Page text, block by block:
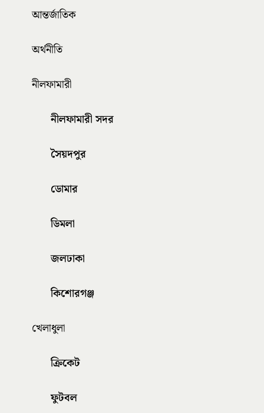
আন্তর্জাতিক
অর্থনীতি
নীলফামারী
নীলফামারী সদর
সৈয়দপুর
ডোমার
ডিমলা
জলঢাকা
কিশোরগঞ্জ
খেলাধুলা
ক্রিকেট
ফুটবল